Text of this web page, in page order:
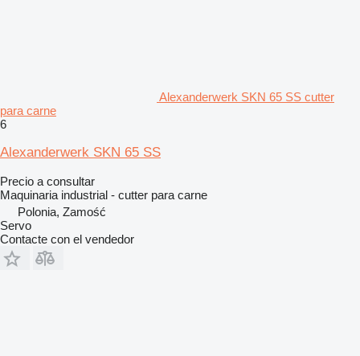
Alexanderwerk SKN 65 SS cutter
para carne
6
Alexanderwerk SKN 65 SS
Precio a consultar
Maquinaria industrial - cutter para carne
Polonia, Zamość
Servo
Contacte con el vendedor